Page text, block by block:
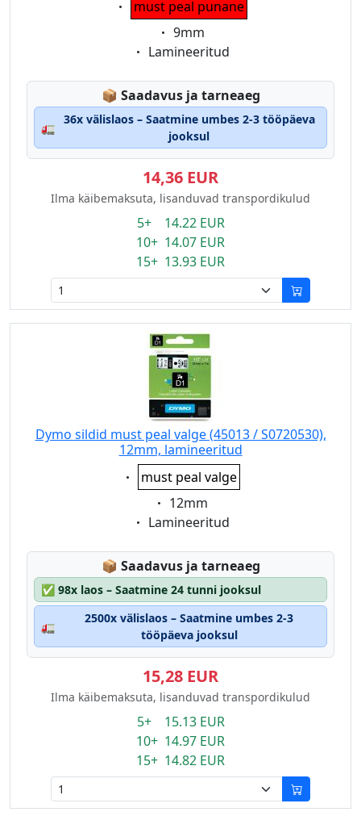
must peal punane
Eigenschaft:
9mm
Eigenschaft:
Lamineeritud
📦 Lagerstatus:
Saadavus ja tarneaeg
🚛
36x välislaos – Saatmine umbes 2-3 tööpäeva
jooksul
14,36 EUR
Ilma käibemaksuta, lisanduvad transpordikulud
5+ 14.22 EUR
10+ 14.07 EUR
15+ 13.93 EUR
Dymo sildid must peal valge (45013 / S0720530),
12mm, lamineeritud
Eigenschaft:
must peal valge
Eigenschaft:
12mm
Eigenschaft:
Lamineeritud
📦 Lagerstatus:
Saadavus ja tarneaeg
✅ 98x laos – Saatmine 24 tunni jooksul
🚛
2500x välislaos – Saatmine umbes 2-3
tööpäeva jooksul
15,28 EUR
Ilma käibemaksuta, lisanduvad transpordikulud
5+ 15.13 EUR
10+ 14.97 EUR
15+ 14.82 EUR